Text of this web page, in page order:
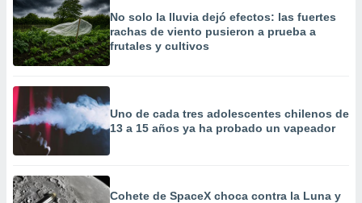
No solo la lluvia dejó efectos: las fuertes
rachas de viento pusieron a prueba a
frutales y cultivos
Uno de cada tres adolescentes chilenos de
13 a 15 años ya ha probado un vapeador
Cohete de SpaceX choca contra la Luna y